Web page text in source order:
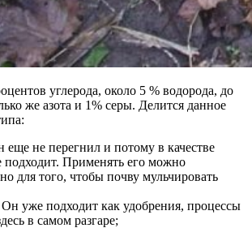
углерода, около 5 % водорода, до
же азота и 1% серы. Делится данное
не перегнил и потому в качестве
подходит. Применять его можно
для того, чтобы почву мульчировать
уже подходит как удобрения, процессы
в самом разгаре;